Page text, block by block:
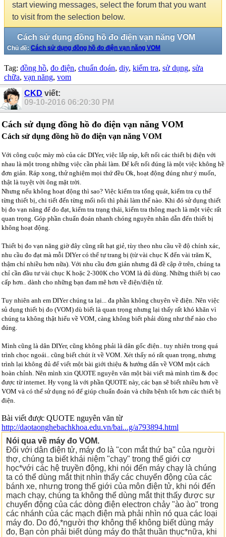
start viewing messages, select the forum that you want
to visit from the selection below.
Cách sử dụng đồng hồ đo điện vạn năng VOM
Chủ đề: Cách sử dụng đồng hồ đo điện vạn năng VOM
Tag: đồng hồ, đo điện, chuẩn đoán, diy, kiểm tra, sử dụng, sửa
chữa, vạn năng, vom
CKD viết:
09-10-2016 06:20:30 PM
Cách sử dụng đồng hồ đo điện vạn năng VOM
Cách sử dụng đồng hồ đo điện vạn năng VOM
Với công cuộc mày mò của các DIYer, việc lắp ráp, kết nối các thiết bị điện với
nhau là một trong những việc cần phải làm. Để kết nối đúng là một việc không hề
đơn giản. Ráp xong, thử nghiệm mọi thứ đều Ok, hoạt động đúng như ý muốn,
thật là tuyệt vời ông mặt trời.
Nhưng nếu không hoạt động thì sao? Việc kiểm tra tổng quát, kiểm tra cụ thể
từng thiết bị, chi tiết đến từng mối nối thì phải làm thế nào. Khi đó sử dụng thiết
bị đo vạn năng để đo đạt, kiểm tra trạng thái, kiểm tra thông mạch là một việc rất
quan trọng. Góp phần chuẩn đoán nhanh chóng nguyên nhân dẫn đến thiết bị
không hoạt động.
Thiết bị đo vạn năng giờ đây cũng rất hạt giẻ, tùy theo nhu cầu về độ chính xác,
nhu cầu đo đạt mà mỗi DIYer có thể tự trang bị (từ vài chục K đến vài trăm K,
thậm chí nhiều hơn nữa). Với nhu cầu đơn giản nhưng đã đề cập ở trên, chúng ta
chỉ cần đầu tư vài chục K hoặc 2-300K cho VOM là đủ dùng. Những thiết bị cao
cấp hơn.. dành cho những bạn đam mê hơn về điện/điện tử.
Tuy nhiên anh em DIYer chúng ta lại... đa phần không chuyên về điện. Nên việc
sủ dụng thiết bị đo (VOM) dù biết là quan trọng nhưng lại thấy rất khó khăn vì
chúng ta không thật hiểu về VOM, càng không biết phải dùng như thế nào cho
đúng.
Mình cũng là dân DIYer, cũng không phải là dân gốc điện.. tuy nhiên trong quá
trình chọc ngoái.. cũng biết chút ít về VOM. Xét thấy nó rất quan trọng, nhưng
trình lại không đủ để viết một bài giới thiệu & hướng dẩn về VOM một cách
hoàn chỉnh. Nên mình xin QUOTE nguyên văn một bài viết mà mình tìm & đọc
được từ internet. Hy vọng là với phần QUOTE này, các bạn sẽ biết nhiều hơn về
VOM và có thể sử dụng nó để giúp chuẩn đoán và chữa bệnh tốt hơn các thiết bị
điện.
Bài viết được QUOTE nguyên văn từ
http://daotaonghebachkhoa.edu.vn/bai...g/a793894.html
Nói qua về máy đo VOM.
Đối với dân điện tử, máy đo là "con mắt thứ ba" của người
thợ, chúng ta biết khái niệm "chạy" trong thế giới cơ
học*với các hệ truyền động, khi nói đến máy chạy là chúng
ta có thể dùng mắt thịt nhìn thấy các chuyển động của các
bánh xe, nhưng trong thế giới của môn điện tử, khi nói đến
mạch chạy, chúng ta không thể dùng mắt thịt thấy được sự
chuyển động của các dòng điện electron chảy "ào ào" trong
các nhánh của các mạch điện mà phải nhìn nó qua các loại
máy đo. Do đó,*người thợ không thể không biết dùng máy
đo, Bạn còn phải biết dùng máy đo thật thuần thục*nữa, khi